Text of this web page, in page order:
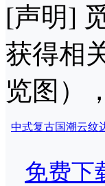
[声明]
获得相
览图）
中式复古国潮云纹
免费下